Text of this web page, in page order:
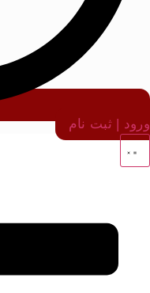
ورود | ثبت نام